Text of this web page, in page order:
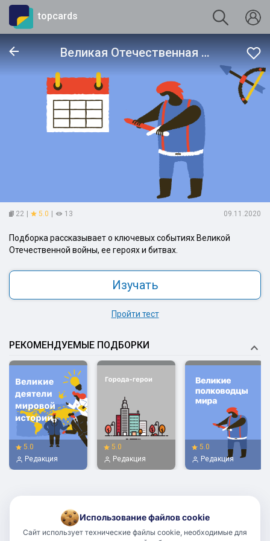
topcards
Великая Отечественная война в событиях
22 5.0 13 09.11.2020
Подборка рассказывает о ключевых событиях Великой
Отечественной войны, ее героях и битвах.
Изучать
Пройти тест
РЕКОМЕНДУЕМЫЕ ПОДБОРКИ
5.0
Редакция
5.0
Редакция
5.0
Редакция
Использование файлов cookie
Сайт использует технические файлы cookie, необходимые для